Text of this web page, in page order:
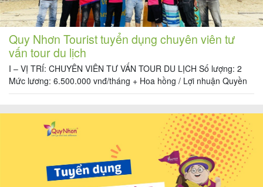
Quy Nhơn Tourist tuyển dụng chuyên viên tư
vấn tour du lịch
I – VỊ TRÍ: CHUYÊN VIÊN TƯ VẤN TOUR DU LỊCH Số lượng: 2
Mức lương: 6.500.000 vnđ/tháng + Hoa hồng / Lợi nhuận Quyền
lợi được hưởng: + Lương khởi điểm: 6.500.000đ + hoa hồng theo